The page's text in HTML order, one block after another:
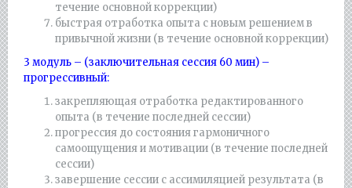
течение основной коррекции)
быстрая отработка опыта с новым решением в
привычной жизни (в течение основной коррекции)
3 модуль – (заключительная сессия 60 мин) –
прогрессивный:
закрепляющая отработка редактированного
опыта (в течение последней сессии)
прогрессия до состояния гармоничного
самоощущения и мотивации (в течение последней
сессии)
завершение сессии с ассимиляцией результата (в